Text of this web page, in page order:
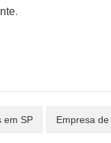
.
em SP Empresa